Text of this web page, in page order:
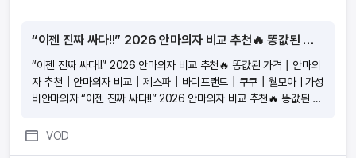
“이젠 진짜 싸다!!” 2026 안마의자 비교 추천🔥 똥값된 가격┃안마의자 추천┃안마의자 비교┃제스파┃바디프랜드┃쿠쿠┃웰모아ㅣ가성비안마의자
“이젠 진짜 싸다!!” 2026 안마의자 비교 추천🔥 똥값된 가격┃안마의
자 추천┃안마의자 비교┃제스파┃바디프랜드┃쿠쿠┃웰모아ㅣ가성
비안마의자 “이젠 진짜 싸다!!” 2026 안마의자 비교 추천🔥 똥값된 가
웰모아ㅣ가성비안마의자 “이젠 진짜 싸다!!” 2026 안마의자 비교 추천
VOD